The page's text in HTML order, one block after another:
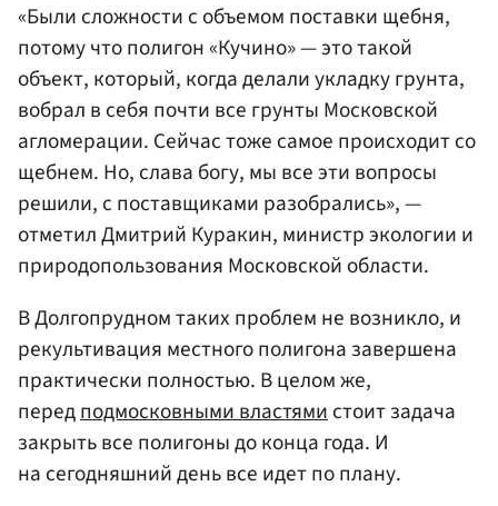
«Были сложности с объемом поставки щебня,
потому что полигон «Кучино» — это такой
объект, который, когда делали укладку грунта,
вобрал в себя почти все грунты Московской
агломерации. Сейчас тоже самое происходит со
щебнем. Но, слава богу, мы все эти вопросы
решили, с поставщиками разобрались», —
отметил Дмитрий Куракин, министр экологии и
природопользования Московской области.
В Долгопрудном таких проблем не возникло, и
рекультивация местного полигона завершена
практически полностью. В целом же,
передподмосковными властямистоит задача
закрыть все полигоны до конца года. И
на сегодняшний день все идет по плану.